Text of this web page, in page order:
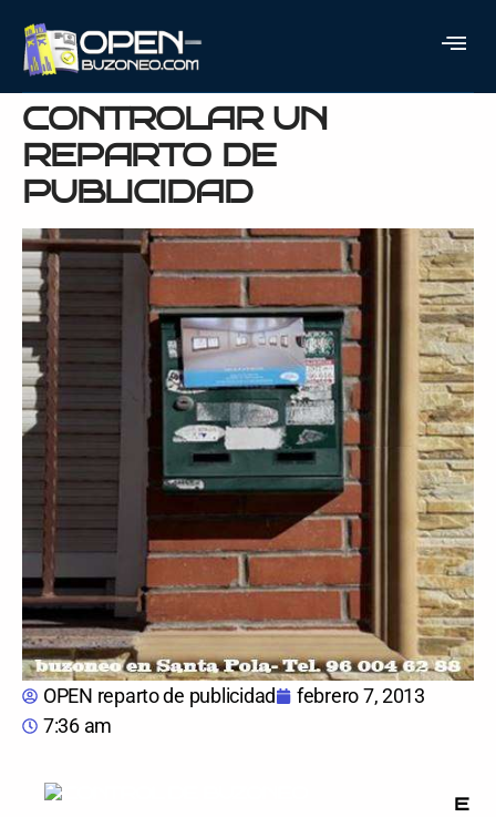
EL CONTROL DE
BUZONEO O
CONTROLAR UN
REPARTO DE
PUBLICIDAD
OPEN reparto de publicidad
febrero 7, 2013
7:36 am
E